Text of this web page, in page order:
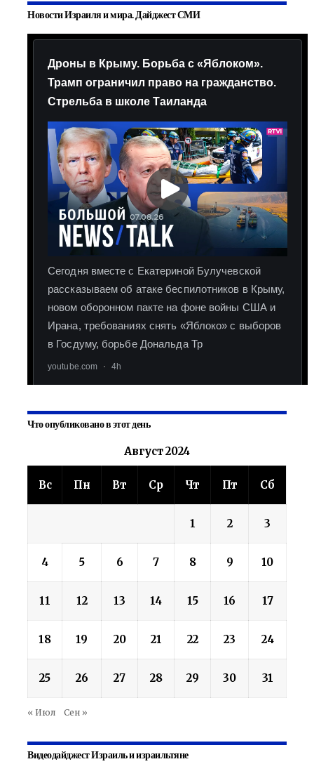
Новости Израиля и мира. Дайджест СМИ
Что опубликовано в этот день
Август 2024
Вс Пн Вт Ср Чт Пт Сб
1 2 3
4 5 6 7 8 9 10
11 12 13 14 15 16 17
18 19 20 21 22 23 24
25 26 27 28 29 30 31
« Июл Сен »
Видеодайджест Израиль и израильтяне